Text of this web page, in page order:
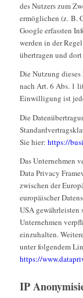
des Nutzers zum
ermöglichen (z. B.
Google erfassten
werden in der
übertragen und
Die Nutzung
nach Art. 6 Abs. 1
Einwilligung ist
Die
Sie hier: https://
Das Unternehmen
Data Privacy
zwischen der
europäischer
USA gewährleisten
Unternehmen
einzuhalten.
unter folgendem
https://
IP